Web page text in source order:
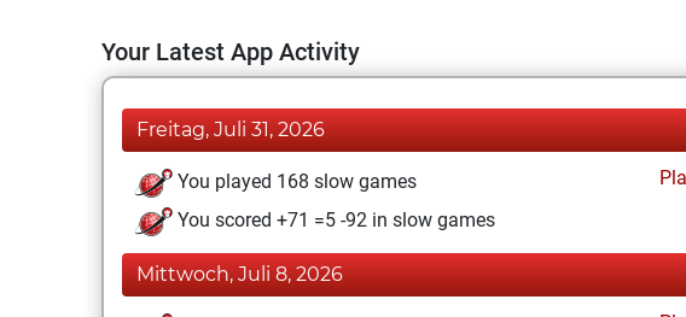
Your Latest App Activity
Freitag, Juli 31, 2026
You played 168 slow games
You scored +71 =5 -92 in slow games
Mittwoch, Juli 8, 2026